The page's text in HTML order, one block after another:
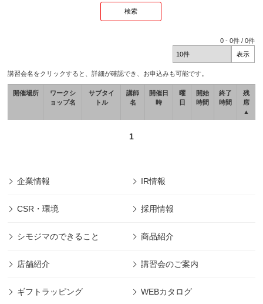
0 -0件 /0件
講習会名をクリックすると、詳細が確認でき、お申込みも可能です。
開催場所
ワークシ
ョップ名
サブタイ
トル
講師
名
開催日
時
曜
日
開始
時間
終了
時間
残
席
▲
1
企業情報 IR情報
CSR・環境 採用情報
シモジマのできること 商品紹介
店舗紹介 講習会のご案内
ギフトラッピング WEBカタログ